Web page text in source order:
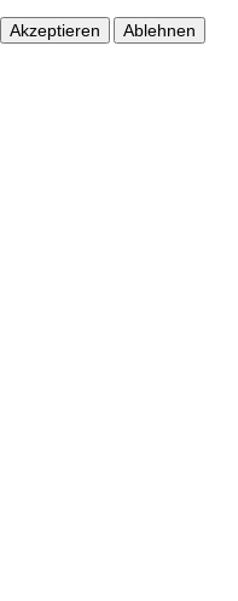
Akzeptieren Ablehnen